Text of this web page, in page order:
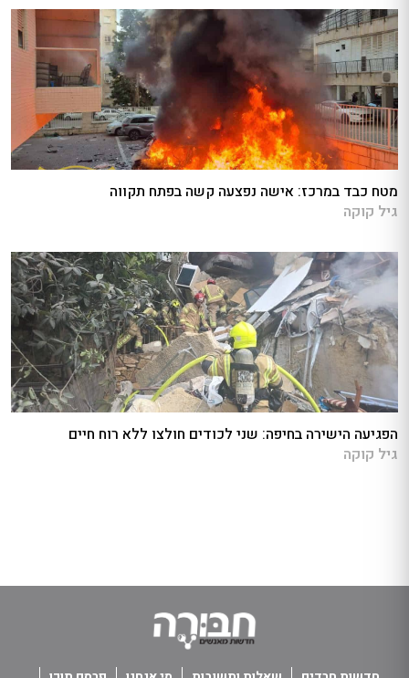
מטח כבד במרכז: אישה נפצעה קשה בפתח תקווה
גיל קוקה
הפגיעה הישירה בחיפה: שני לכודים חולצו ללא רוח חיים
גיל קוקה